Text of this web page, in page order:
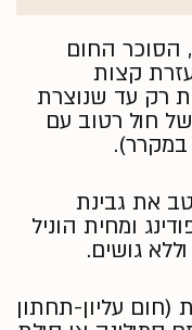
הסוכר החום
קצות
רק עד שנוצרת
חול רטוב עם
במקרר).
את גבינת
ומחית הוניל
גושים.
ל-220 מעלות (חום עליון-תחתון